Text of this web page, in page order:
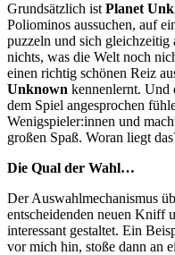
Grundsätzlich istPlanet
Poliominos aussuchen, auf
puzzeln und sich
nichts, was die Welt noch
einen richtig schönen Reiz
Unknown kennenlernt. Und
dem Spiel angesprochen
Wenigspieler:innen und
großen Spaß. Woran liegt
Die Qual der Wahl…
Der Auswahlmechanismus
entscheidenden neuen Kniff
interessant gestaltet. Ein
vor mich hin, stoße dann an